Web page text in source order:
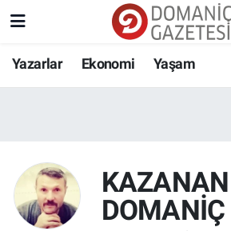
Yazarlar Ekonomi Yaşam
KAZANAN